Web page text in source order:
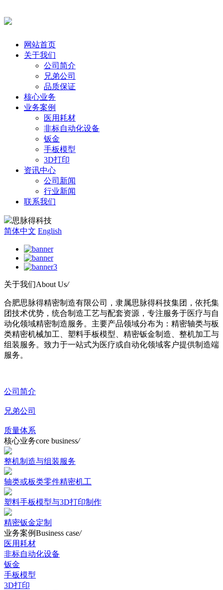
网站首页
关于我们
公司简介
兄弟公司
品质保证
核心业务
业务案例
医用耗材
非标自动化设备
钣金
手板模型
3D打印
资讯中心
公司新闻
行业新闻
联系我们
思脉得科技
简体中文 English
关于我们About Us/
合肥思脉得精密制造有限公司，隶属思脉得科技集团，依托集
团技术优势，统合制造工艺与配套资源，专注服务于医疗与自
动化领域精密制造服务。主要产品领域分布为：精密轴类与板
类精密机械加工、塑料手板模型、精密钣金制造、整机加工与
组装服务。致力于一站式为医疗或自动化领域客户提供制造端
服务。
公司简介
兄弟公司
质量体系
核心业务core business/
整机制造与组装服务
轴类或板类零件精密机工
塑料手板模型与3D打印制作
精密钣金定制
业务案例Business case/
医用耗材
非标自动化设备
钣金
手板模型
3D打印